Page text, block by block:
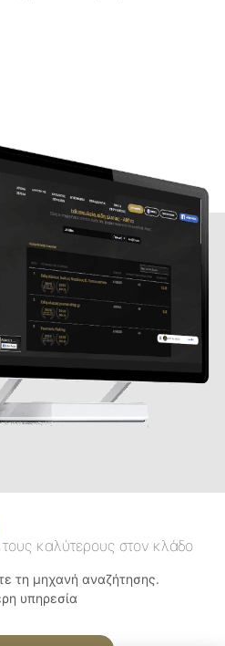
καλύτερους στον κλάδο
τη μηχανή αναζήτησης.
υπηρεσία